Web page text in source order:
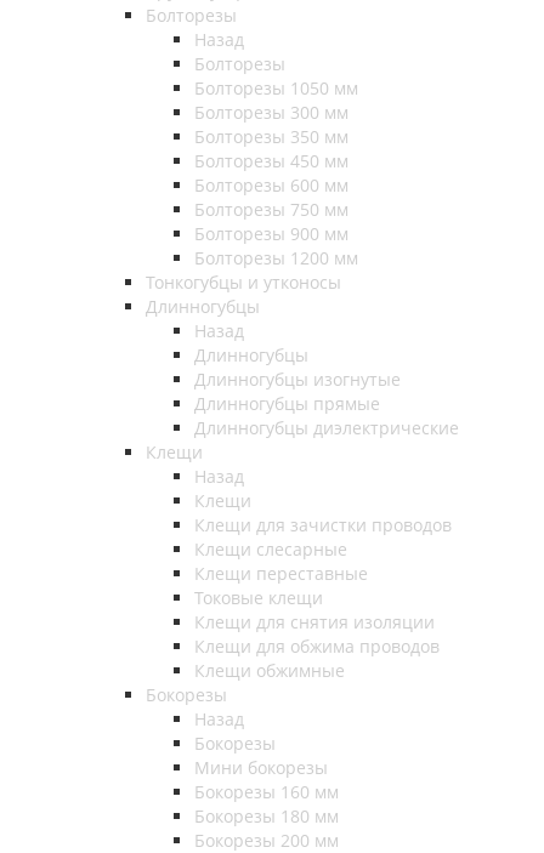
Болторезы
Назад
Болторезы
Болторезы 1050 мм
Болторезы 300 мм
Болторезы 350 мм
Болторезы 450 мм
Болторезы 600 мм
Болторезы 750 мм
Болторезы 900 мм
Болторезы 1200 мм
Тонкогубцы и утконосы
Длинногубцы
Назад
Длинногубцы
Длинногубцы изогнутые
Длинногубцы прямые
Длинногубцы диэлектрические
Клещи
Назад
Клещи
Клещи для зачистки проводов
Клещи слесарные
Клещи переставные
Токовые клещи
Клещи для снятия изоляции
Клещи для обжима проводов
Клещи обжимные
Бокорезы
Назад
Бокорезы
Мини бокорезы
Бокорезы 160 мм
Бокорезы 180 мм
Бокорезы 200 мм